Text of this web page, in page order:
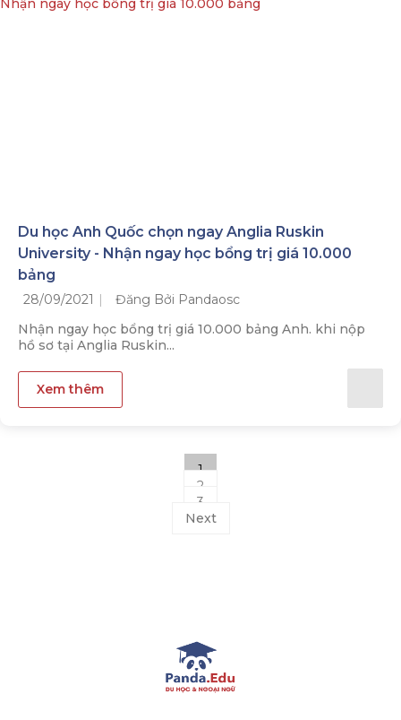
Du học Anh Quốc chọn ngay Anglia Ruskin
University - Nhận ngay học bổng trị giá 10.000
bảng
28/09/2021
Đăng Bởi Pandaosc
Nhận ngay học bổng trị giá 10.000 bảng Anh. khi nộp
hồ sơ tại Anglia Ruskin...
Xem thêm
1
2
3
Next